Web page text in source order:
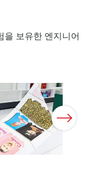
을 보유한 엔지니어
Next